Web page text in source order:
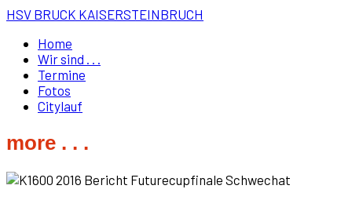
HSV BRUCK KAISERSTEINBRUCH
Home
Wir sind . . .
Termine
Fotos
Citylauf
more . . .